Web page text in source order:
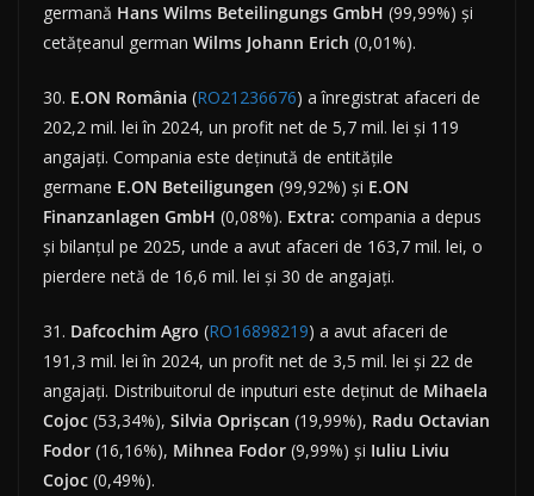
germană Hans Wilms Beteilingungs GmbH (99,99%) și
cetățeanul german Wilms Johann Erich (0,01%).
30. E.ON România (RO21236676) a înregistrat afaceri de
202,2 mil. lei în 2024, un profit net de 5,7 mil. lei și 119
angajați. Compania este deținută de entitățile
germane E.ON Beteiligungen (99,92%) și E.ON
Finanzanlagen GmbH (0,08%). Extra: compania a depus
și bilanțul pe 2025, unde a avut afaceri de 163,7 mil. lei, o
pierdere netă de 16,6 mil. lei și 30 de angajați.
31. Dafcochim Agro (RO16898219) a avut afaceri de
191,3 mil. lei în 2024, un profit net de 3,5 mil. lei și 22 de
angajați. Distribuitorul de inputuri este deținut de Mihaela
Cojoc (53,34%), Silvia Oprișcan (19,99%), Radu Octavian
Fodor (16,16%), Mihnea Fodor (9,99%) și Iuliu Liviu
Cojoc (0,49%).